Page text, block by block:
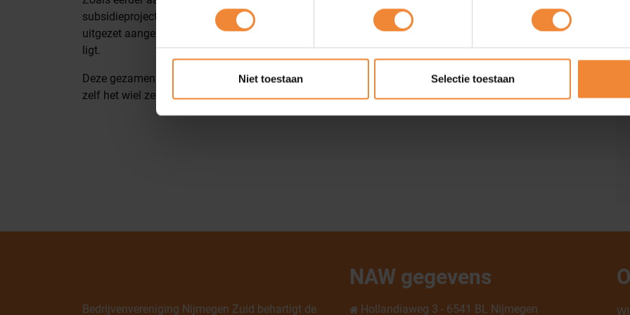
Niet toestaan Selectie toestaan
subsidieproject om gezamenlijk een wandelpad te creeëren. Dit wandelpad zal op ieders locatie worden
uitgezet aangezien dit pad niet aan elkaar te linken is gezien de afstand en grote snelweg die er tussen
ligt.
Deze gezamenlijke optrek laat de samenwerking zien tussen de werklocaties en dat je niet iedere keer
zelf het wiel zelf hoeft uit te vinden. Onze 1e project staat nu in bestelling; het insektenhotel!
Bedrijvenvereniging Nijmegen Zuid behartigt de
NAW gegevens
Hollandiaweg 3 - 6541 BL Nijmegen